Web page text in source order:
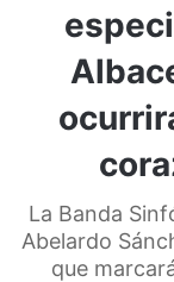
La Banda
Abelardo
que